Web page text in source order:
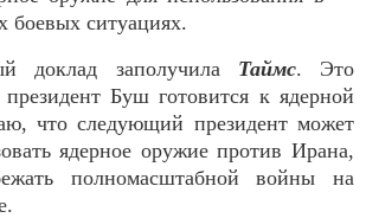
боевых ситуациях.
доклад заполучила Таймс. Это
президент Буш готовится к ядерной
что следующий президент может
ядерное оружие против Ирана,
полномасштабной войны на